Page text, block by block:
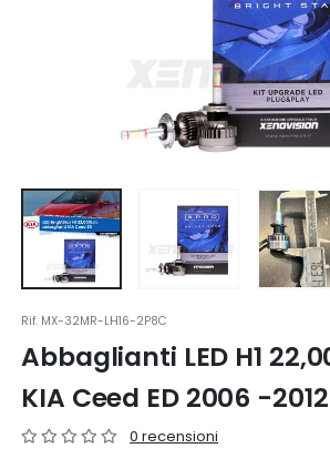
Rif. MX-32MR-LH16-2P8C
Abbaglianti LED H1
KIA Ceed ED 2006 -2012
0 recensioni